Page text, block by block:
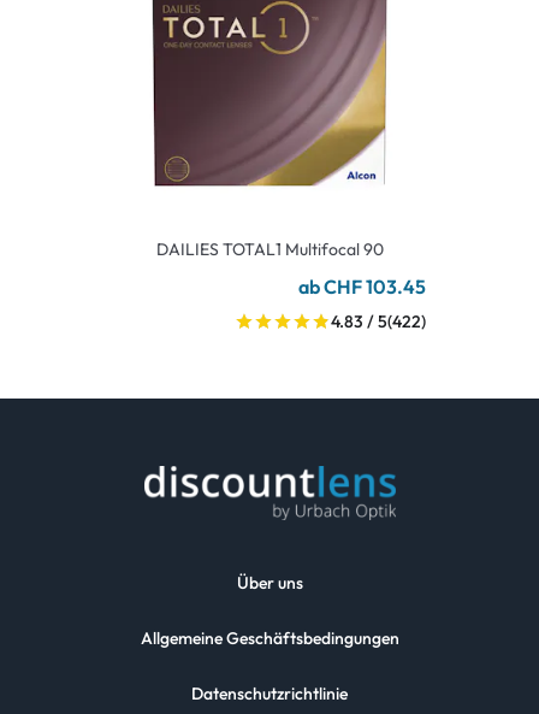
DAILIES TOTAL1 Multifocal 90
ab CHF 103.45
4.83 / 5(422)
Über uns
Allgemeine Geschäftsbedingungen
Datenschutzrichtlinie